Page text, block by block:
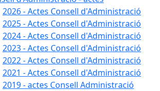
2026 - Actes Consell d'Administració
2025 - Actes Consell d'Administració
2024 - Actes Consell d'Administració
2023 - Actes Consell d'Administració
2022 - Actes Consell d'Administració
2021 - Actes Consell d'Administració
2019 - actes Consell Administració